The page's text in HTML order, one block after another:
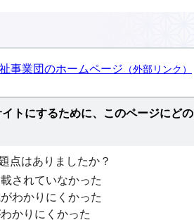
事業団のホームページ （外部リンク）
トにするために、このページにど
点はありましたか？
されていなかった
わかりにくかった
かりにくかった